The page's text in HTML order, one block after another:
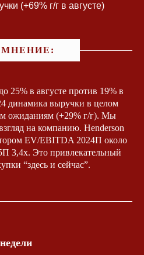
(+69% г/г в августе)
25% в августе против 19% в
динамика выручки в целом
ожиданиям (+29% г/г). Мы
на компанию. Henderson
EV/EBITDA 2024П около
3,4x. Это привлекательный
“здесь и сейчас”.